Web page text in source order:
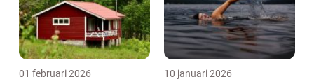
01 februari 2026 10 januari 2026